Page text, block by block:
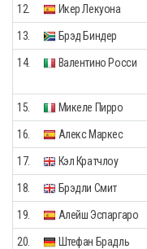
12. Икер Лекуона
13. Брэд Биндер
14. Валентино Росси
15. Микеле Пирро
16. Алекс Маркес
17. Кэл Кратчлоу
18. Брэдли Смит
19. Алейш Эспаргаро
20. Штефан Брадль